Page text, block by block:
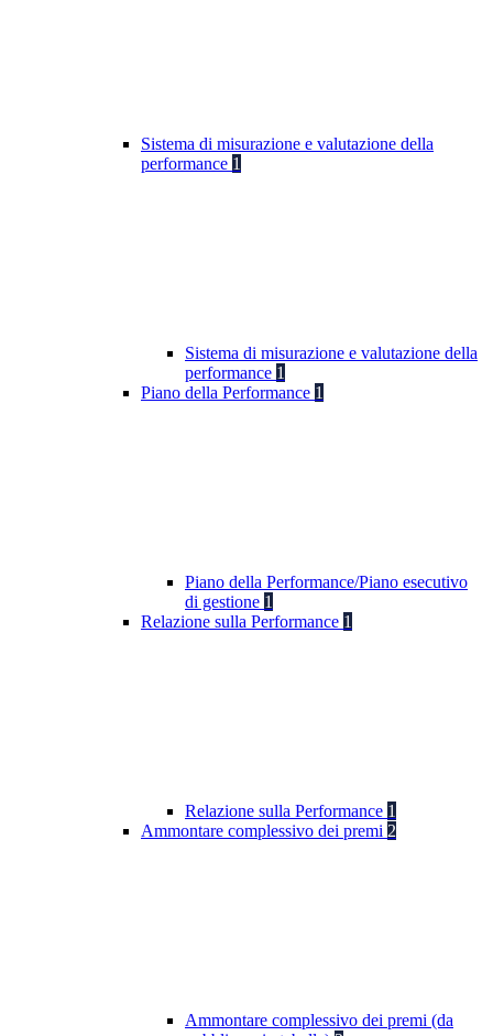
Sistema di misurazione e valutazione della
performance 1
Sistema di misurazione e valutazione della
performance 1
Piano della Performance 1
Piano della Performance/Piano esecutivo
di gestione 1
Relazione sulla Performance 1
Relazione sulla Performance 1
Ammontare complessivo dei premi 2
Ammontare complessivo dei premi (da